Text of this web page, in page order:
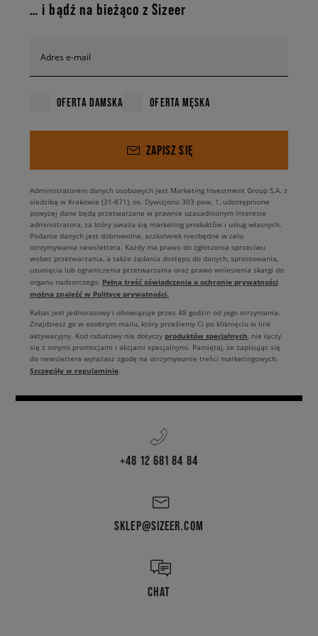
… i bądź na bieżąco z Sizeer
Adres e-mail
OFERTA DAMSKA OFERTA MĘSKA
ZAPISZ SIĘ
Administratorem danych osobowych jest Marketing Investment Group S.A. z
siedzibą w Krakowie (31-871), os. Dywizjonu 303 paw. 1, udostępnione
powyżej dane będą przetwarzane w prawnie uzasadnionym interesie
administratora, za który uważa się marketing produktów i usług własnych.
Podanie danych jest dobrowolne, aczkolwiek niezbędne w celu
otrzymywania newslettera. Każdy ma prawo do zgłoszenia sprzeciwu
wobec przetwarzania, a także żądania dostępu do danych, sprostowania,
usunięcia lub ograniczenia przetwarzania oraz prawo wniesienia skargi do
organu nadzorczego. Pełną treść oświadczenia o ochronie prywatności
można znaleźć w Polityce prywatności.
Rabat jest jednorazowy i obowiązuje przez 48 godzin od jego otrzymania.
Znajdziesz go w osobnym mailu, który prześlemy Ci po kliknięciu w link
aktywacyjny. Kod rabatowy nie dotyczy produktów specjalnych, nie łączy
się z innymi promocjami i akcjami specjalnymi. Pamiętaj, że zapisując się
do newslettera wyrażasz zgodę na otrzymywanie treści marketingowych.
Szczegóły w regulaminie.
+48 12 681 84 84
SKLEP@SIZEER.COM
CHAT